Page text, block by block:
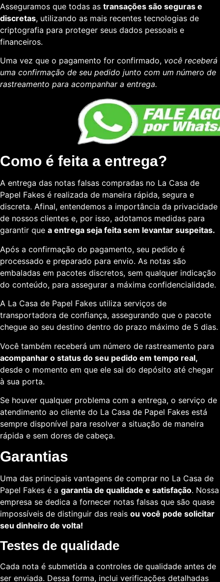
Asseguramos que todas as transações são seguras e
discretas, utilizando as mais recentes tecnologias de
criptografia para proteger seus dados pessoais e
financeiros.
Uma vez que o pagamento for confirmado, você receberá
uma confirmação de seu pedido junto com um número de
rastreamento para acompanhar a entrega.
Como é feita a entrega?
A entrega das notas falsas compradas no La Casa de
Papel Fakes é realizada de maneira rápida, segura e
discreta. Afinal, entendemos a importância da privacidade
de nossos clientes e, por isso, adotamos medidas para
garantir que a entrega seja feita sem levantar suspeitas.
Após a confirmação do pagamento, seu pedido é
processado e preparado para envio. As notas são
embaladas em pacotes discretos, sem qualquer indicação
do conteúdo, para assegurar a máxima confidencialidade.
A La Casa de Papel Fakes utiliza serviços de
transportadora de confiança, assegurando que o pacote
chegue ao seu destino dentro do prazo máximo de 5 dias.
Você também receberá um número de rastreamento para
acompanhar o status do seu pedido em tempo real,
desde o momento em que ele sai do depósito até chegar
à sua porta.
Se houver qualquer problema com a entrega, o serviço de
atendimento ao cliente do La Casa de Papel Fakes está
sempre disponível para resolver a situação de maneira
rápida e sem dores de cabeça.
Garantias
Uma das principais vantagens de comprar no La Casa de
Papel Fakes é a garantia de qualidade e satisfação. Nossa
empresa se dedica a fornecer notas falsas que são quase
impossíveis de distinguir das reais ou você pode solicitar
seu dinheiro de volta!
Testes de qualidade
Cada nota é submetida a controles de qualidade antes de
ser enviada. Dessa forma, inclui verificações detalhadas